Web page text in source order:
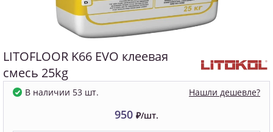
LITOFLOOR K66 EVO клеевая
смесь 25kg
В наличии 53 шт. Нашли дешевле?
950 ₽/шт.